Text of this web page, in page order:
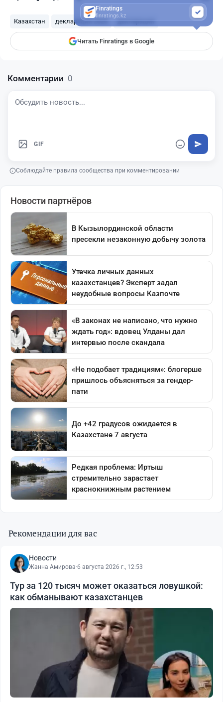
Казахстан декларация 2025 декларация
Читать Finratings в Google
Finratings
finratings.kz
Комментарии 0
GIF
Соблюдайте правила сообщества при комментировании
Рекомендации для вас
Новости
Жанна Амирова·6 августа 2026 г., 12:53
Тур за 120 тысяч может оказаться ловушкой:
как обманывают казахстанцев